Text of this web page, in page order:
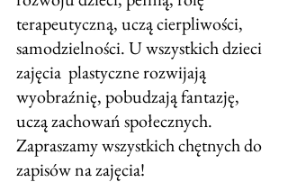
terapeutyczną, uczą cierpliwości,
samodzielności. U wszystkich dzieci
zajęcia  plastyczne rozwijają
wyobraźnię, pobudzają fantazję,
uczą zachowań społecznych.
Zapraszamy wszystkich chętnych do
zapisów na zajęcia!